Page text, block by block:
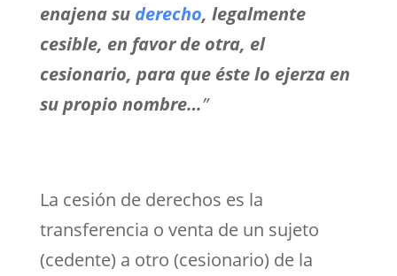
enajena su derecho, legalmente
cesible, en favor de otra, el
cesionario, para que éste lo ejerza en
su propio nombre…”
La cesión de derechos es la
transferencia o venta de un sujeto
(cedente) a otro (cesionario) de la